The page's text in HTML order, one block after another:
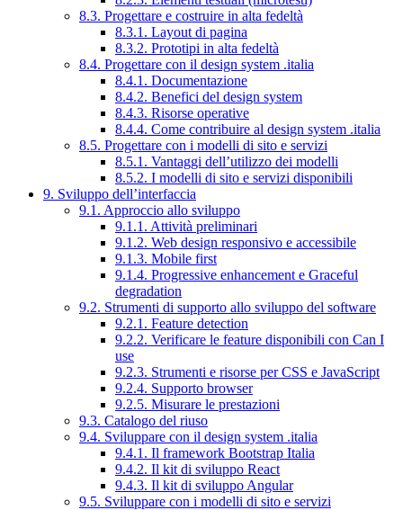
8.3. Progettare e costruire in alta fedeltà
8.3.1. Layout di pagina
8.3.2. Prototipi in alta fedeltà
8.4. Progettare con il design system .italia
8.4.1. Documentazione
8.4.2. Benefici del design system
8.4.3. Risorse operative
8.4.4. Come contribuire al design system .italia
8.5. Progettare con i modelli di sito e servizi
8.5.1. Vantaggi dell’utilizzo dei modelli
8.5.2. I modelli di sito e servizi disponibili
9. Sviluppo dell’interfaccia
9.1. Approccio allo sviluppo
9.1.1. Attività preliminari
9.1.2. Web design responsivo e accessibile
9.1.3. Mobile first
9.1.4. Progressive enhancement e Graceful
degradation
9.2. Strumenti di supporto allo sviluppo del software
9.2.1. Feature detection
9.2.2. Verificare le feature disponibili con Can I
use
9.2.3. Strumenti e risorse per CSS e JavaScript
9.2.4. Supporto browser
9.2.5. Misurare le prestazioni
9.3. Catalogo del riuso
9.4. Sviluppare con il design system .italia
9.4.1. Il framework Bootstrap Italia
9.4.2. Il kit di sviluppo React
9.4.3. Il kit di sviluppo Angular
9.5. Sviluppare con i modelli di sito e servizi